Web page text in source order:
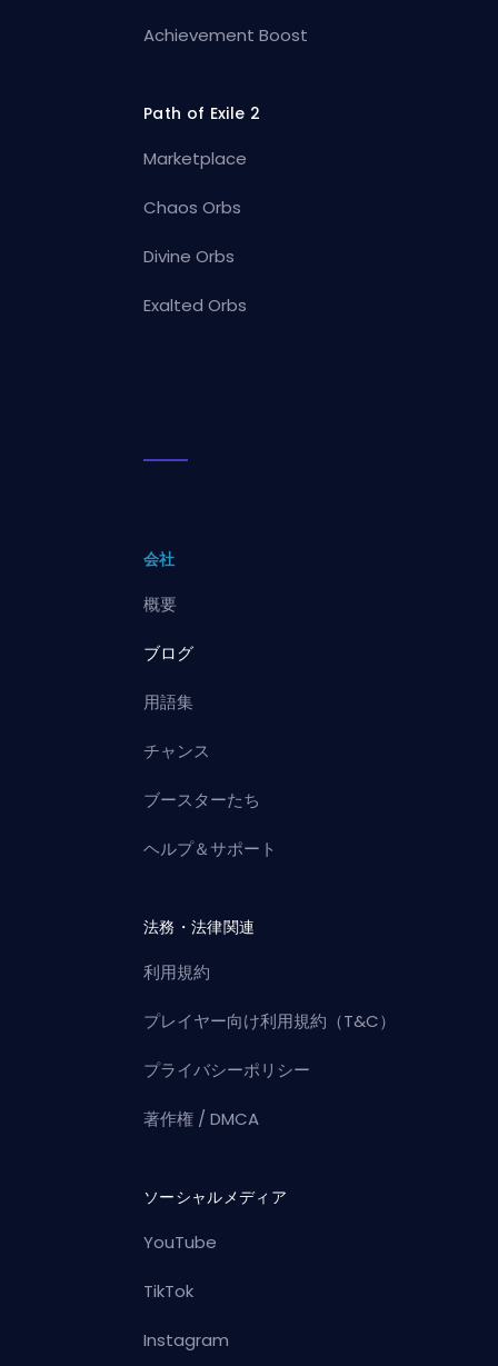
Achievement Boost
Path of Exile 2
Marketplace
Chaos Orbs
Divine Orbs
Exalted Orbs
会社
概要
ブログ
用語集
チャンス
ブースターたち
ヘルプ＆サポート
法務・法律関連
利用規約
プレイヤー向け利用規約（T&C）
プライバシーポリシー
著作権 / DMCA
ソーシャルメディア
YouTube
TikTok
Instagram